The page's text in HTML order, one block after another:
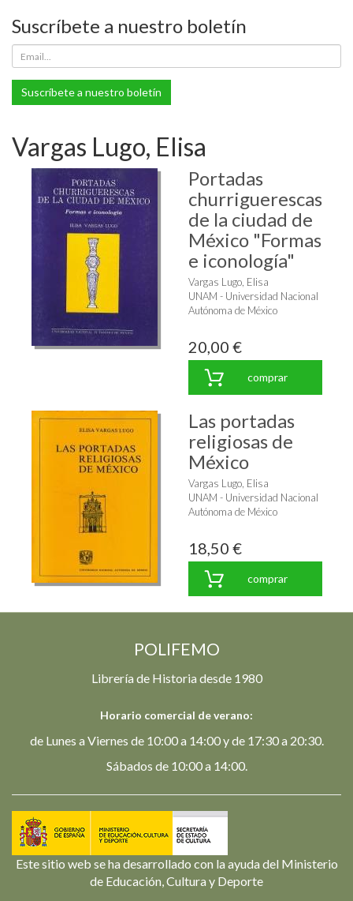
Suscríbete a nuestro boletín
Suscríbete a nuestro boletín
Vargas Lugo, Elisa
Portadas
churriguerescas
de la ciudad de
México "Formas
e iconología"
Vargas Lugo, Elisa
UNAM - Universidad Nacional
Autónoma de México
20,00 €
comprar
Las portadas
religiosas de
México
Vargas Lugo, Elisa
UNAM - Universidad Nacional
Autónoma de México
18,50 €
comprar
POLIFEMO
Librería de Historia desde 1980
Horario comercial de verano:
de Lunes a Viernes de 10:00 a 14:00 y de 17:30 a 20:30.
Sábados de 10:00 a 14:00.
Este sitio web se ha desarrollado con la ayuda del Ministerio
de Educación, Cultura y Deporte